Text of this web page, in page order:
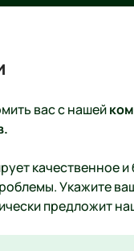
вас с нашей
качественное
Укажите
предложит